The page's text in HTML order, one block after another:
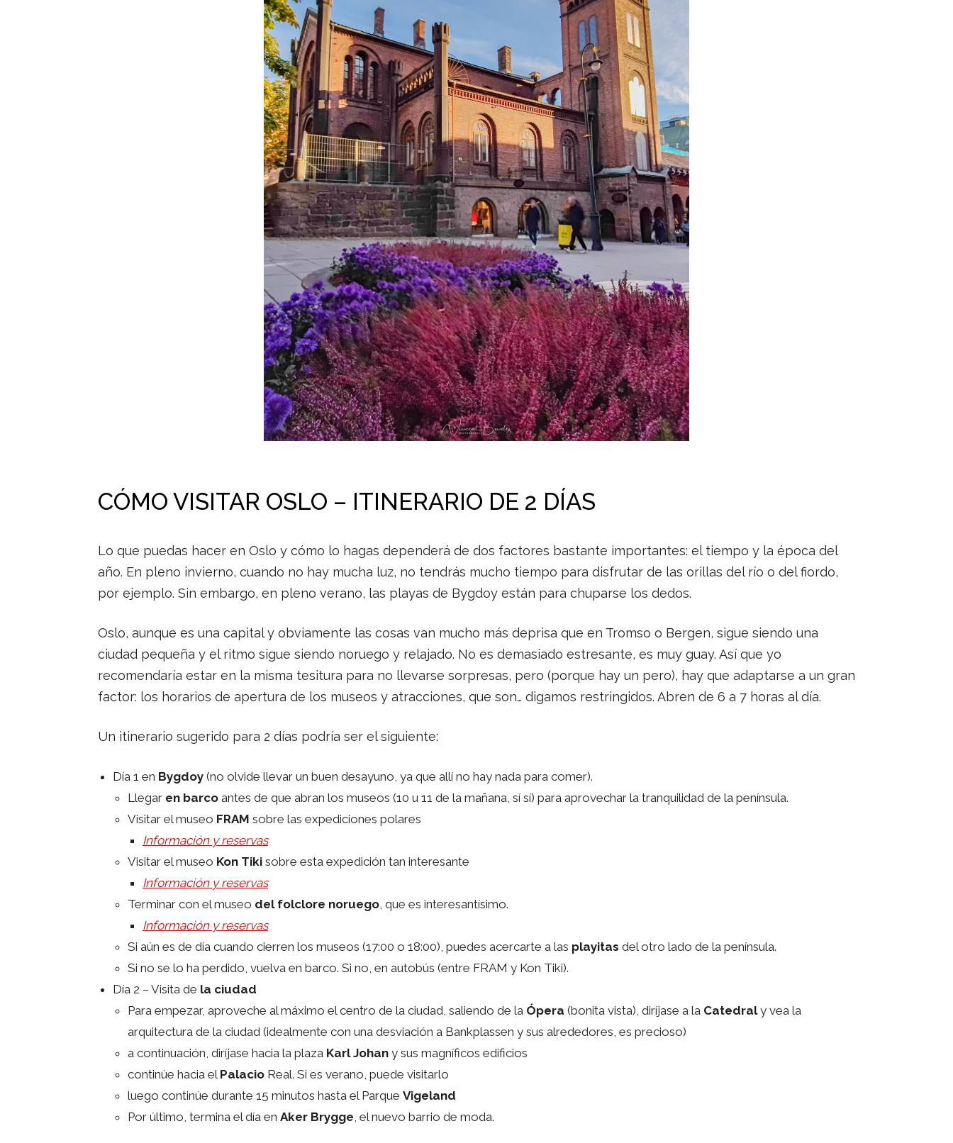
CÓMO VISITAR OSLO – ITINERARIO DE 2 DÍAS
Lo que puedas hacer en Oslo y cómo lo hagas dependerá de dos factores bastante importantes: el tiempo y la época del
año. En pleno invierno, cuando no hay mucha luz, no tendrás mucho tiempo para disfrutar de las orillas del río o del fiordo,
por ejemplo. Sin embargo, en pleno verano, las playas de Bygdoy están para chuparse los dedos.
Oslo, aunque es una capital y obviamente las cosas van mucho más deprisa que en Tromso o Bergen, sigue siendo una
ciudad pequeña y el ritmo sigue siendo noruego y relajado. No es demasiado estresante, es muy guay. Así que yo
recomendaría estar en la misma tesitura para no llevarse sorpresas, pero (porque hay un pero), hay que adaptarse a un gran
factor: los horarios de apertura de los museos y atracciones, que son… digamos restringidos. Abren de 6 a 7 horas al día.
Un itinerario sugerido para 2 días podría ser el siguiente:
Día 1 en Bygdoy (no olvide llevar un buen desayuno, ya que allí no hay nada para comer).
Llegar en barco antes de que abran los museos (10 u 11 de la mañana, sí sí) para aprovechar la tranquilidad de la península.
Visitar el museo FRAM sobre las expediciones polares
Información y reservas
Visitar el museo Kon Tiki sobre esta expedición tan interesante
Información y reservas
Terminar con el museo del folclore noruego, que es interesantísimo.
Información y reservas
Si aún es de día cuando cierren los museos (17:00 o 18:00), puedes acercarte a las playitas del otro lado de la península.
Si no se lo ha perdido, vuelva en barco. Si no, en autobús (entre FRAM y Kon Tiki).
Día 2 – Visita de la ciudad
Para empezar, aproveche al máximo el centro de la ciudad, saliendo de la Ópera (bonita vista), diríjase a la Catedraly vea la
arquitectura de la ciudad (idealmente con una desviación a Bankplassen y sus alrededores, es precioso)
a continuación, diríjase hacia la plaza Karl Johan y sus magníficos edificios
continúe hacia el Palacio Real. Si es verano, puede visitarlo
luego continúe durante 15 minutos hasta el Parque Vigeland
Por último, termina el día en Aker Brygge, el nuevo barrio de moda.